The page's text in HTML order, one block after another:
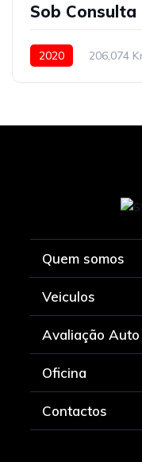
Sob Consulta
2020 206,074
Quem somos
Veiculos
Avaliação Auto
Oficina
Contactos